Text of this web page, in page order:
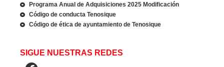
Programa Anual de Adquisiciones 2025 Modificación
Código de conducta Tenosique
Código de ética de ayuntamiento de Tenosique
SIGUE NUESTRAS REDES